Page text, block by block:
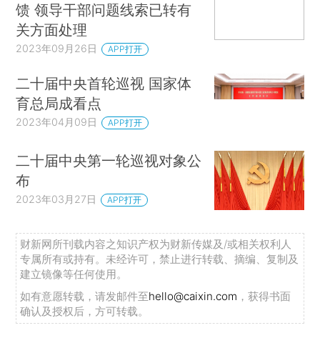
馈 领导干部问题线索已转有
关方面处理
2023年09月26日 APP打开
二十届中央首轮巡视 国家体
育总局成看点
2023年04月09日 APP打开
二十届中央第一轮巡视对象公
布
2023年03月27日 APP打开
财新网所刊载内容之知识产权为财新传媒及/或相关权利人
专属所有或持有。未经许可，禁止进行转载、摘编、复制及
建立镜像等任何使用。
如有意愿转载，请发邮件至hello@caixin.com ，获得书面
确认及授权后，方可转载。